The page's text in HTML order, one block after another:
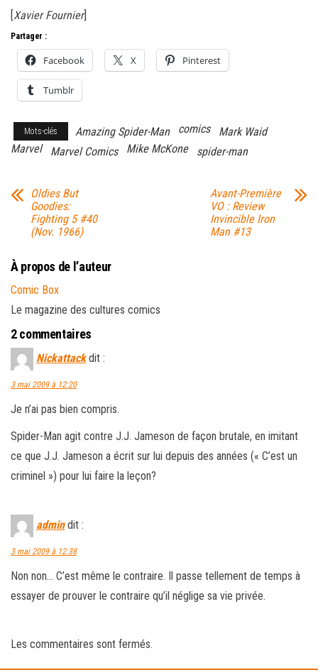
[Xavier Fournier]
Partager :
Facebook X Pinterest
Tumblr
Mots-clés Amazing Spider-Man comics
Mark Waid
Marvel
Marvel Comics Mike McKone spider-man
Oldies But
Goodies:
Fighting 5 #40
(Nov. 1966)
Avant-Première
VO : Review
Invincible Iron
Man #13
À propos de l’auteur
Comic Box
Le magazine des cultures comics
2 commentaires
Nickattack dit :
3 mai 2009 à 12:20
Je n’ai pas bien compris.
Spider-Man agit contre J.J. Jameson de façon brutale, en imitant
ce que J.J. Jameson a écrit sur lui depuis des années (« C’est un
criminel ») pour lui faire la leçon?
admin dit :
3 mai 2009 à 12:38
Non non… C’est même le contraire. Il passe tellement de temps à
essayer de prouver le contraire qu’il néglige sa vie privée.
Les commentaires sont fermés.